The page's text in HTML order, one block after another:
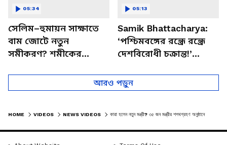
সেলিম–হুমায়ন সাক্ষাতে
বাম জোটে নতুন
সমীকরণ? শমীকের
Samik Bhattacharya
05:34
Samik Bhattacharya:
‘পশ্চিমবঙ্গের রন্ধ্রে রন্ধ্রে
দেশবিরোধী চক্রান্ত!’
BJP News
05:13
আরও পড়ুন
HOME VIDEOS NEWS VIDEOS